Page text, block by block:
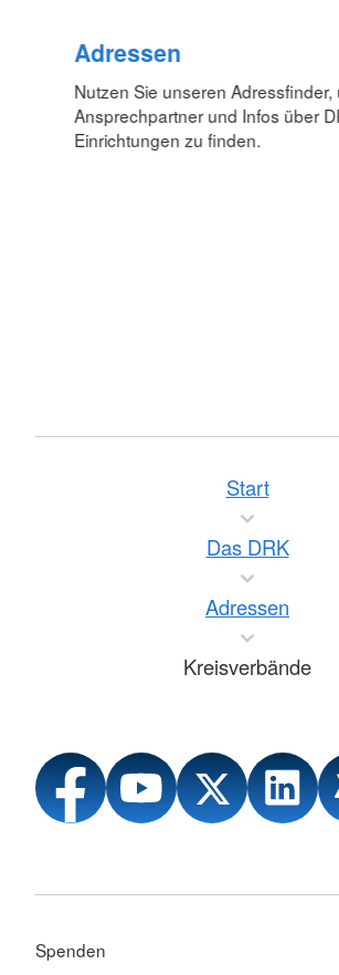
Adressen
Nutzen Sie unseren Adressfinder,
Ansprechpartner und Infos über
Einrichtungen zu finden.
Start
Das DRK
Adressen
Kreisverbände
Spenden